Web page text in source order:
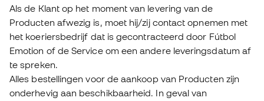
Als de Klant op het moment van levering van de
Producten afwezig is, moet hij/zij contact opnemen met
het koeriersbedrijf dat is gecontracteerd door Fútbol
Emotion of de Service om een andere leveringsdatum af
te spreken.
Alles bestellingen voor de aankoop van Producten zijn
onderhevig aan beschikbaarheid. In geval van